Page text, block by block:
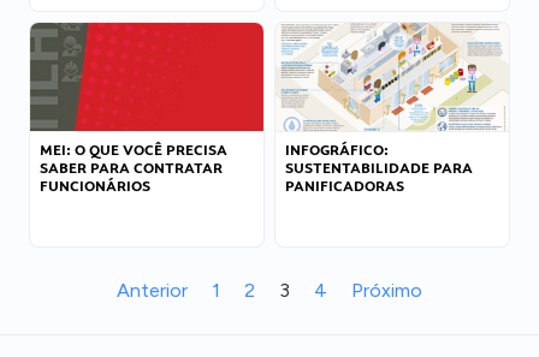
MEI: O QUE VOCÊ PRECISA
SABER PARA CONTRATAR
FUNCIONÁRIOS
INFOGRÁFICO:
SUSTENTABILIDADE PARA
PANIFICADORAS
Anterior 1 2 3 4 Próximo